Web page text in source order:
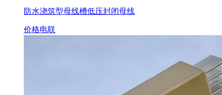
防水浇筑型母线槽低压封闭母线
价格电联